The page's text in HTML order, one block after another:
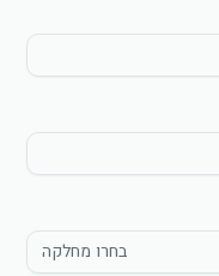
בחרו מחלקה